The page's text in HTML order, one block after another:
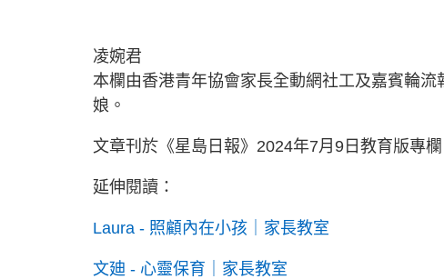
凌婉君
本欄由香港青年協會家長全動網社工及嘉賓輪
娘。
文章刊於《星島日報》2024年7月9日教育版專欄
延伸閱讀：
Laura - 照顧內在小孩｜家長教室
文廸 - 心靈保育｜家長教室